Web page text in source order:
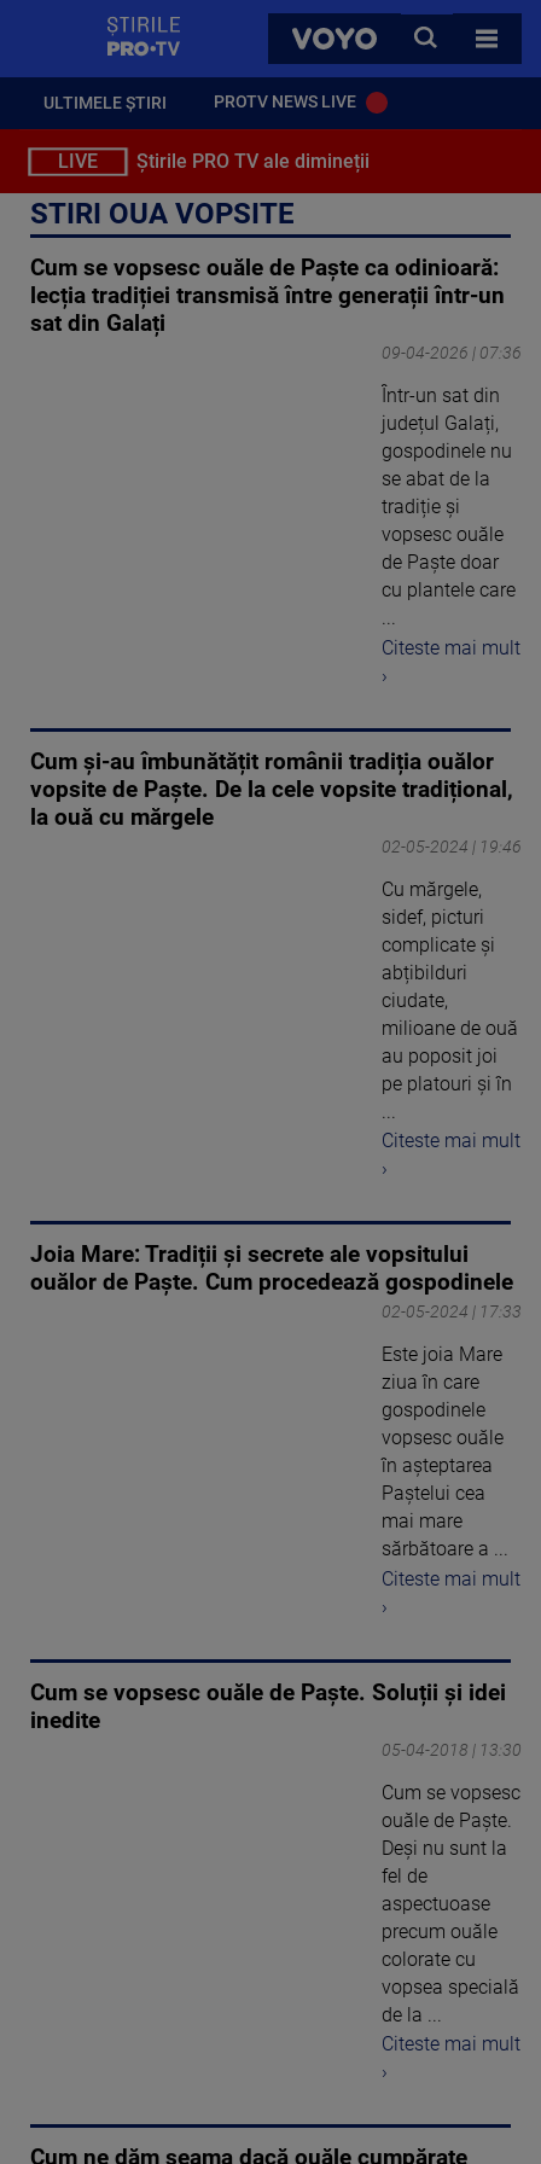
VOYO
CAUTA
TOATE
ULTIMELE ȘTIRI PROTV NEWS LIVE
LIVE Știrile PRO TV ale dimineții
STIRI OUA VOPSITE
Cum se vopsesc ouăle de Paște ca odinioară:
lecția tradiției transmisă între generații într-un
sat din Galați
09-04-2026 | 07:36
Într-un sat din
județul Galați,
gospodinele nu
se abat de la
tradiție și
vopsesc ouăle
de Paște doar
cu plantele care
...
Citeste mai mult
›
Cum și-au îmbunătățit românii tradiția ouălor
vopsite de Paște. De la cele vopsite tradițional,
la ouă cu mărgele
02-05-2024 | 19:46
Cu mărgele,
sidef, picturi
complicate și
abțibilduri
ciudate,
milioane de ouă
au poposit joi
pe platouri și în
Citeste mai mult
›
Joia Mare: Tradiții și secrete ale vopsitului
ouălor de Paște. Cum procedează gospodinele
02-05-2024 | 17:33
Este joia Mare
ziua în care
gospodinele
vopsesc ouăle
în așteptarea
Paștelui cea
mai mare
sărbătoare a ...
Citeste mai mult
›
Cum se vopsesc ouăle de Paște. Soluții și idei
inedite
05-04-2018 | 13:30
Cum se vopsesc
ouăle de Paște.
Deşi nu sunt la
fel de
aspectuoase
precum ouăle
colorate cu
vopsea specială
de la ...
Citeste mai mult
›
Cum ne dăm seama dacă ouăle cumpărate